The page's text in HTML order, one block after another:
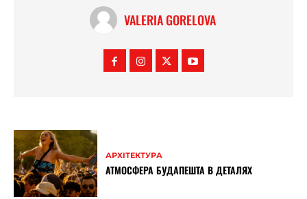
VALERIA GORELOVA
АРХІТЕКТУРА
АТМОСФЕРА БУДАПЕШТА В ДЕТАЛЯХ